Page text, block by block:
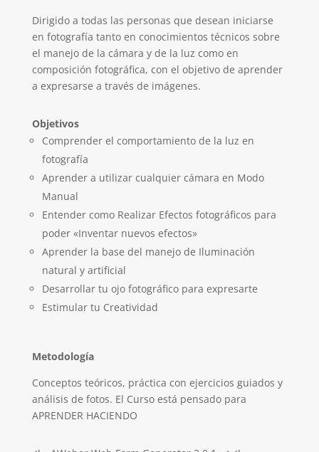
Dirigido a todas las personas que desean iniciarse
en fotografía tanto en conocimientos técnicos sobre
el manejo de la cámara y de la luz como en
composición fotográfica, con el objetivo de aprender
a expresarse a través de imágenes.
Objetivos
Comprender el comportamiento de la luz en
fotografía
Aprender a utilizar cualquier cámara en Modo
Manual
Entender como Realizar Efectos fotográficos para
poder «Inventar nuevos efectos»
Aprender la base del manejo de Iluminación
natural y artificial
Desarrollar tu ojo fotográfico para expresarte
Estimular tu Creatividad
Metodología
Conceptos teóricos, práctica con ejercicios guiados y
análisis de fotos. El Curso está pensado para
APRENDER HACIENDO